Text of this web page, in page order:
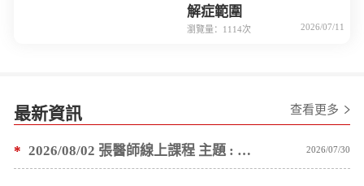
解症範圍
瀏覽量：1114次 2026/07/11
最新資訊 查看更多
* 2026/08/02 張醫師線上課程 主題 : 1.基金會公告 2.塗抹按推薑粉泥手法教學 2026/07/30